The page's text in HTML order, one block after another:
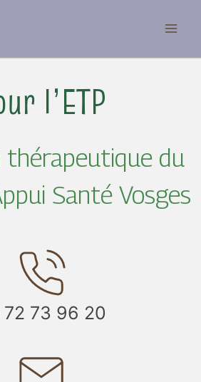
l’ETP
thérapeutique du
Santé Vosges
73 96 20